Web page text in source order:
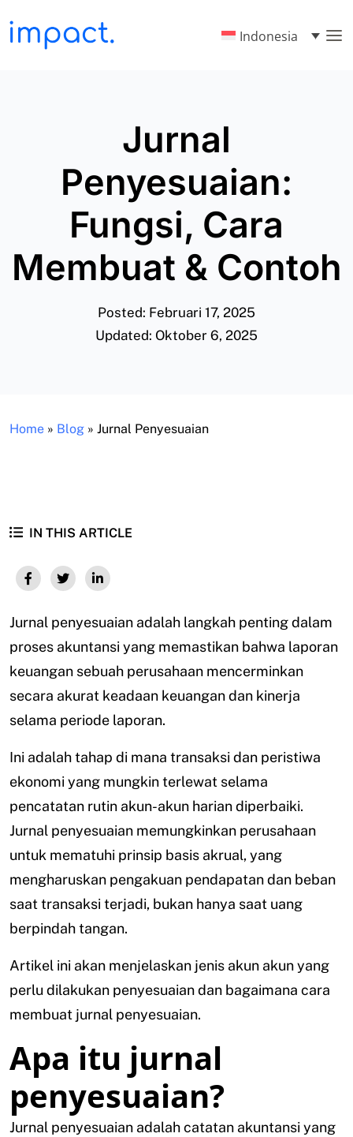
Indonesia
Jurnal
Penyesuaian:
Fungsi, Cara
Membuat & Contoh
Posted: Februari 17, 2025
Updated: Oktober 6, 2025
Home » Blog » Jurnal Penyesuaian
IN THIS ARTICLE
Jurnal penyesuaian adalah langkah penting dalam
proses akuntansi yang memastikan bahwa laporan
keuangan sebuah perusahaan mencerminkan
secara akurat keadaan keuangan dan kinerja
selama periode laporan.
Ini adalah tahap di mana transaksi dan peristiwa
ekonomi yang mungkin terlewat selama
pencatatan rutin akun-akun harian diperbaiki.
Jurnal penyesuaian memungkinkan perusahaan
untuk mematuhi prinsip basis akrual, yang
mengharuskan pengakuan pendapatan dan beban
saat transaksi terjadi, bukan hanya saat uang
berpindah tangan.
Artikel ini akan menjelaskan jenis akun akun yang
perlu dilakukan penyesuaian dan bagaimana cara
membuat jurnal penyesuaian.
Apa itu jurnal
penyesuaian?
Jurnal penyesuaian adalah catatan akuntansi yang